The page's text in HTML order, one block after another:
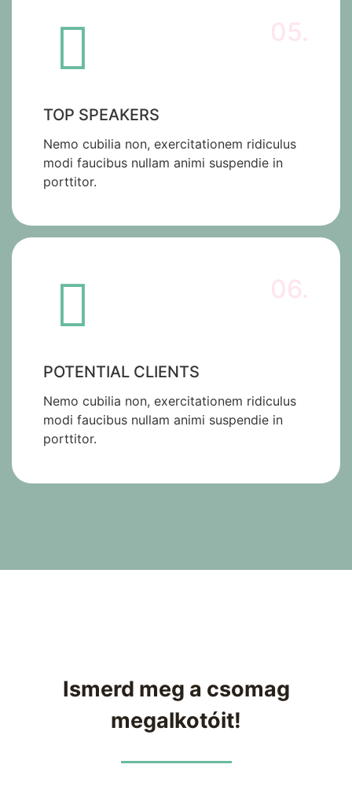
05.
TOP SPEAKERS
Nemo cubilia non, exercitationem ridiculus
modi faucibus nullam animi suspendie in
porttitor.
06.
POTENTIAL CLIENTS
Nemo cubilia non, exercitationem ridiculus
modi faucibus nullam animi suspendie in
porttitor.
Ismerd meg a csomag
megalkotóit!